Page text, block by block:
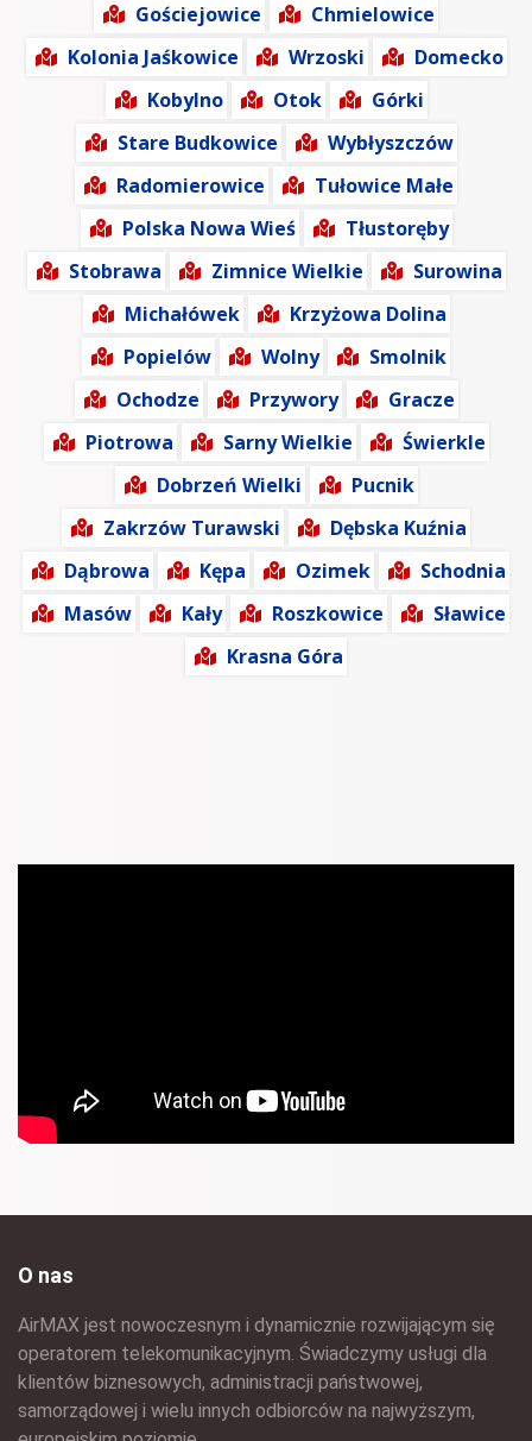
Gościejowice
Chmielowice
Kolonia Jaśkowice
Wrzoski
Domecko
Kobylno
Otok
Górki
Stare Budkowice
Wybłyszczów
Radomierowice
Tułowice Małe
Polska Nowa Wieś
Tłustoręby
Stobrawa
Zimnice Wielkie
Surowina
Michałówek
Krzyżowa Dolina
Popielów
Wolny
Smolnik
Ochodze
Przywory
Gracze
Piotrowa
Sarny Wielkie
Świerkle
Dobrzeń Wielki
Pucnik
Zakrzów Turawski
Dębska Kuźnia
Dąbrowa
Kępa Ozimek
Schodnia
Masów
Kały Roszkowice
Sławice
Krasna Góra
O nas
AirMAX jest nowoczesnym i dynamicznie rozwijającym się
operatorem telekomunikacyjnym. Świadczymy usługi dla
klientów biznesowych, administracji państwowej,
samorządowej i wielu innych odbiorców na najwyższym,